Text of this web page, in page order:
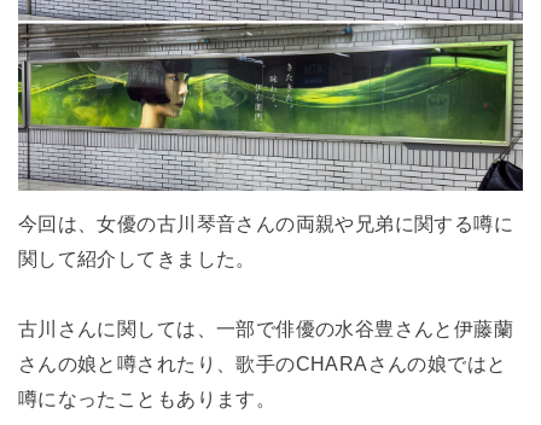
今回は、女優の古川琴音さんの両親や兄弟に関する噂に
関して紹介してきました。
古川さんに関しては、一部で俳優の水谷豊さんと伊藤蘭
さんの娘と噂されたり、歌手のCHARAさんの娘ではと
噂になったこともあります。